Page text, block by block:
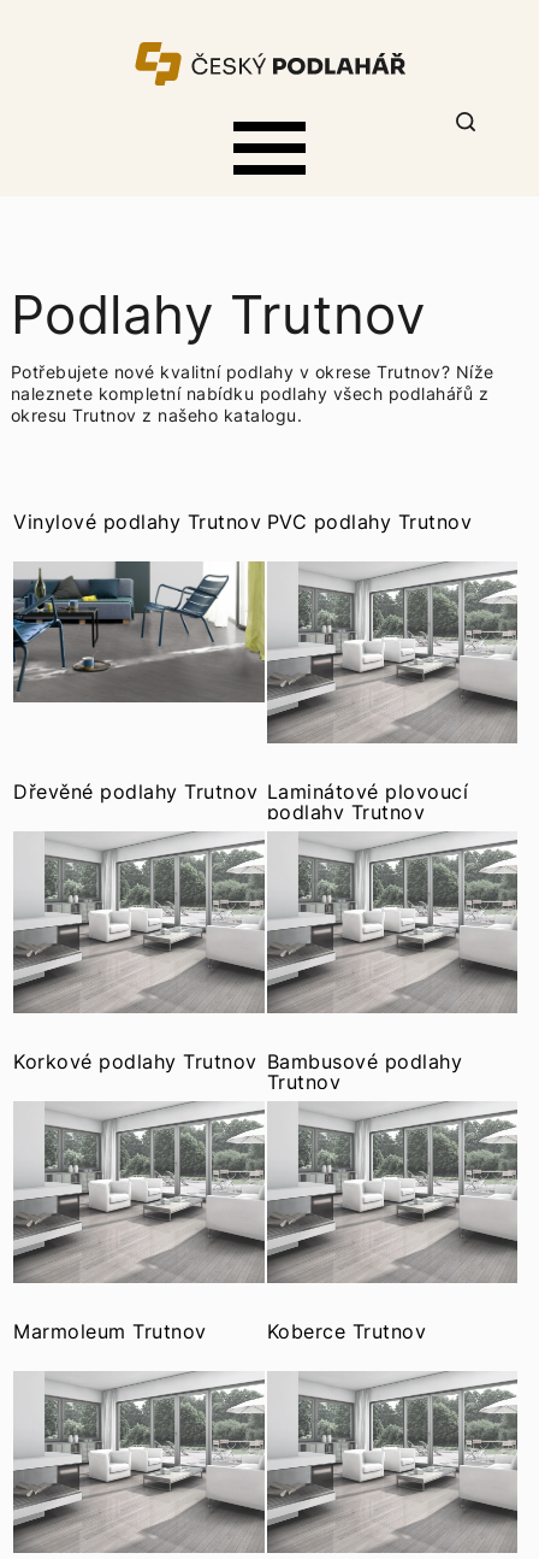
Podlahy Trutnov
Potřebujete nové kvalitní podlahy v okrese Trutnov? Níže
naleznete kompletní nabídku podlahy všech podlahářů z
okresu Trutnov z našeho katalogu.
Vinylové podlahy Trutnov PVC podlahy Trutnov
Dřevěné podlahy Trutnov Laminátové plovoucí
podlahy Trutnov
Korkové podlahy Trutnov Bambusové podlahy
Trutnov
Marmoleum Trutnov Koberce Trutnov